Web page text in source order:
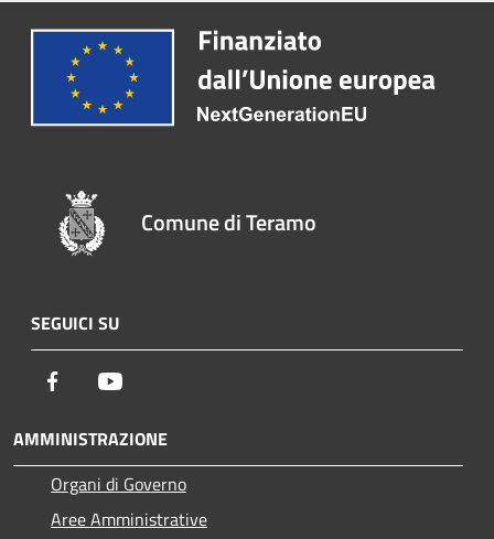
Comune di Teramo
SEGUICI SU
Facebook
AMMINISTRAZIONE
Organi di Governo
Aree Amministrative